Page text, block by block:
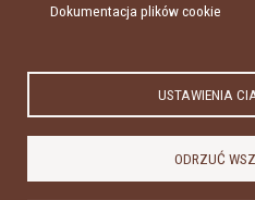
Dokumentacja plików cookie
USTAWIENIA
ODRZUĆ